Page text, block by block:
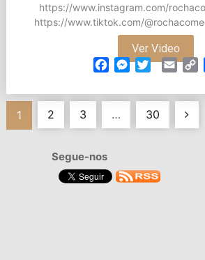
https://www.instagram.com/
https://www.tiktok.com/
Ver Video
Facebook
Messenger
TwitterEmail
Navegação
artigos
1 2 3 … 30
Segue-nos